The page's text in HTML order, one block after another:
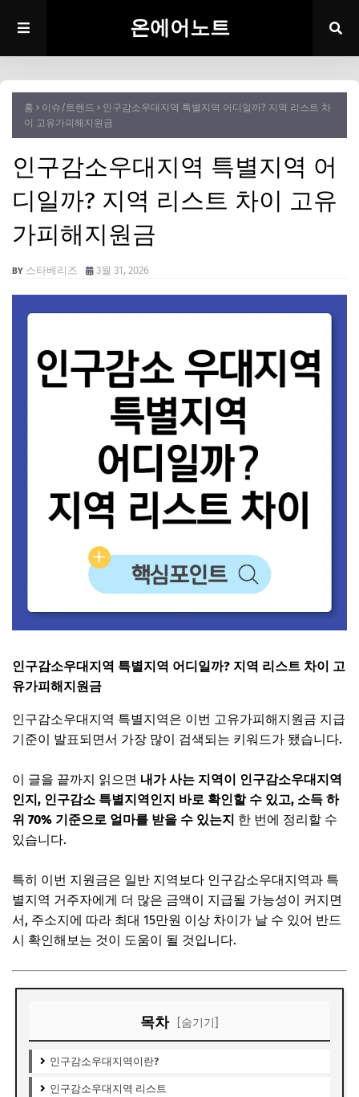
온에어노트
홈 이슈/트렌드
인구감소우대지역 특별지역 어디일까? 지역 리스트 차
이 고유가피해지원금
인구감소우대지역 특별지역 어
디일까? 지역 리스트 차이 고유
가피해지원금
스타베리즈 3월 31, 2026
인구감소우대지역 특별지역 어디일까? 지역 리스트 차이 고
유가피해지원금
인구감소우대지역 특별지역은 이번 고유가피해지원금 지급
기준이 발표되면서 가장 많이 검색되는 키워드가 됐습니다.
이 글을 끝까지 읽으면 내가 사는 지역이 인구감소우대지역
인지, 인구감소 특별지역인지 바로 확인할 수 있고, 소득 하
위 70% 기준으로 얼마를 받을 수 있는지 한 번에 정리할 수
있습니다.
특히 이번 지원금은 일반 지역보다 인구감소우대지역과 특
별지역 거주자에게 더 많은 금액이 지급될 가능성이 커지면
서, 주소지에 따라 최대 15만원 이상 차이가 날 수 있어 반드
시 확인해보는 것이 도움이 될 것입니다.
목차 [숨기기]
인구감소우대지역이란?
인구감소우대지역 리스트